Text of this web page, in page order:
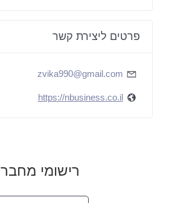
פרטים ליצירת קשר
zvika990@gmail.com
https://nbusiness.co.il
רישומי מחבר